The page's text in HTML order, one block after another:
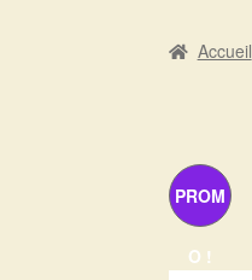
Accueil
PROM
O !